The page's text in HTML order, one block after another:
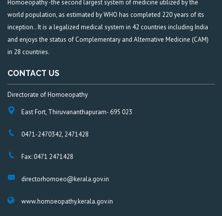
Homoeopathy -the second largest system of medicine utilized by the
world population, as estimated by WHO has completed 220 years of its
inception.. It is a legalized medical system in 42 countries including India
and enjoys the status of Complementary and Alternative Medicine (CAM)
in 28 countries.
CONTACT US
Directorate of Homoeopathy
East Fort, Thiruvananthapuram- 695 023
0471-2470342, 2471428
Fax: 0471 2471428
directorhomoeo@kerala.gov.in
www.homoeopathy.kerala.gov.in